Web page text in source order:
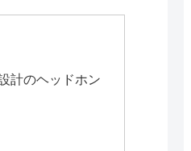
計のヘッドホン